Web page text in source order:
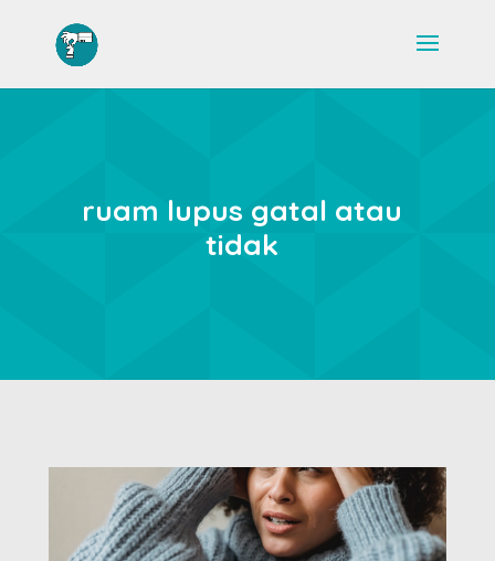
ruam lupus gatal atau
tidak